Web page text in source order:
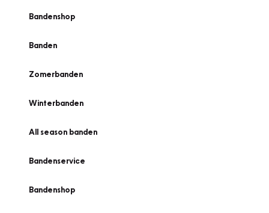
Bandenshop
Banden
Zomerbanden
Winterbanden
All season banden
Bandenservice
Bandenshop